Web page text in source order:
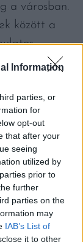
Information
parties, or
for
opt-out
that after your
seeing
utilized by
prior to
further
parties on the
may
IAB’s List of
it to other
a városban.
között a
InVitro Beer